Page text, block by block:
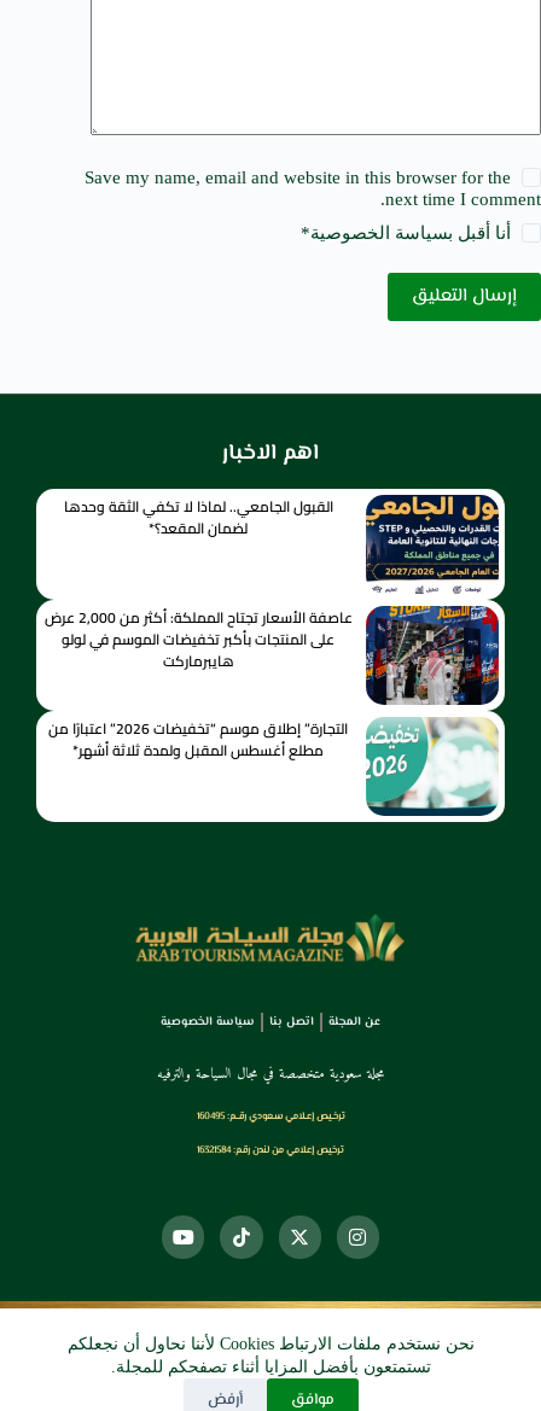
نحن نستخدم ملفات الارتباط Cookies لأننا نحاول أن نجعلكم
تستمتعون بأفضل المزايا أثناء تصفحكم للمجلة.
موافق أرفض
Save my name, email and website in this browser for the
next time I comment.
أنا أقبل بسياسة الخصوصية*
إرسال التعليق
اهم الاخبار
القبول الجامعي.. لماذا لا تكفي الثقة وحدها
لضمان المقعد؟*
عاصفة الأسعار تجتاح المملكة: أكثر من 2,000 عرض
على المنتجات بأكبر تخفيضات الموسم في لولو
هايبرماركت
التجارة” إطلاق موسم “تخفيضات 2026” اعتبارًا من
مطلع أغسطس المقبل ولمدة ثلاثة أشهر*
عن المجلة اتصل بنا سياسة الخصوصية
مجلة سعودية متخصصة في مجال السياحة والترفيه
ترخـيص إعـلامي سـعودي رقــم: 160495
ترخيص إعلامي من لندن رقم: 16321584
© 2026 دي آرو الرقمي